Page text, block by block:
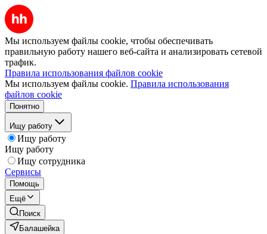
Мы используем файлы cookie, чтобы обеспечивать
правильную работу нашего веб-сайта и анализировать сетевой
трафик.
Правила использования файлов cookie
Мы используем файлы cookie. Правила использования
файлов cookie
Понятно
Ищу работу
Ищу работу
Ищу работу
Ищу сотрудника
Сервисы
Помощь
Ещё
Поиск
Балашейка